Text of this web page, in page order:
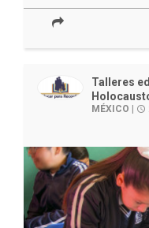
Talleres
MÉXICO | access_time